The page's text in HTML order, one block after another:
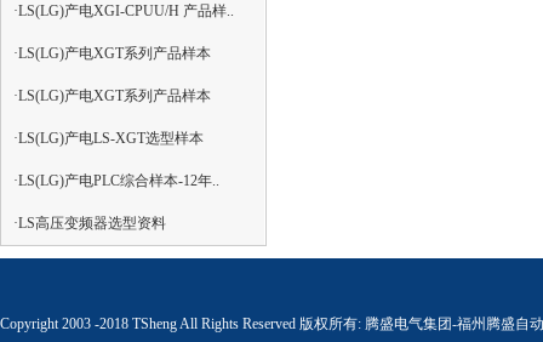
·LS(LG)产电XGI-CPUU/H 产品样..
·LS(LG)产电XGT系列产品样本
·LS(LG)产电XGT系列产品样本
·LS(LG)产电LS-XGT选型样本
·LS(LG)产电PLC综合样本-12年..
·LS高压变频器选型资料
Copyright 2003 -2018 TSheng All Rights Reserved 版权所有: 腾盛电气集团-福州腾盛自